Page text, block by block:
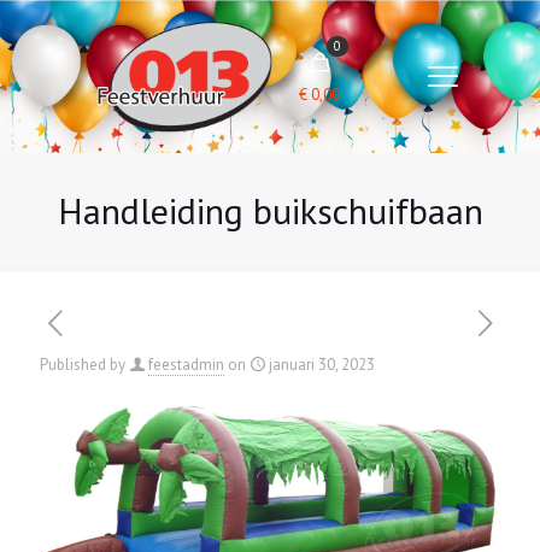
0
€0,00
Handleiding buikschuifbaan
Published by feestadmin on januari 30, 2023